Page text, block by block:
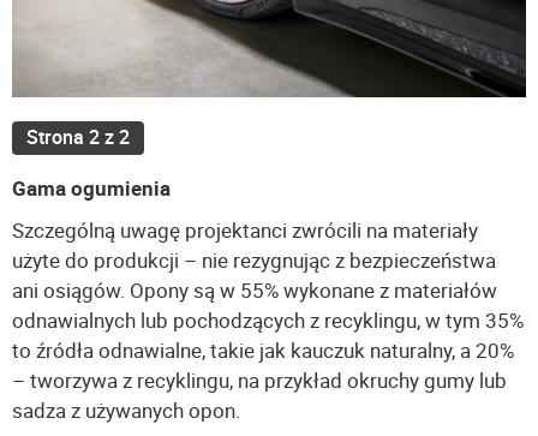
Strona 2 z 2
Gama ogumienia
Szczególną uwagę projektanci zwrócili na materiały
użyte do produkcji – nie rezygnując z bezpieczeństwa
ani osiągów. Opony są w 55% wykonane z materiałów
odnawialnych lub pochodzących z recyklingu, w tym 35%
to źródła odnawialne, takie jak kauczuk naturalny, a 20%
– tworzywa z recyklingu, na przykład okruchy gumy lub
sadza z używanych opon.